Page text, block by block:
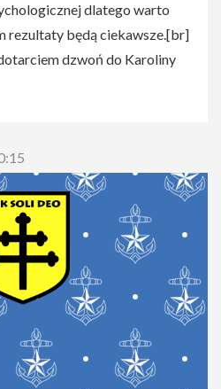
dlatego warto
rezultaty będą ciekawsze.[br]
dzwoń do Karoliny